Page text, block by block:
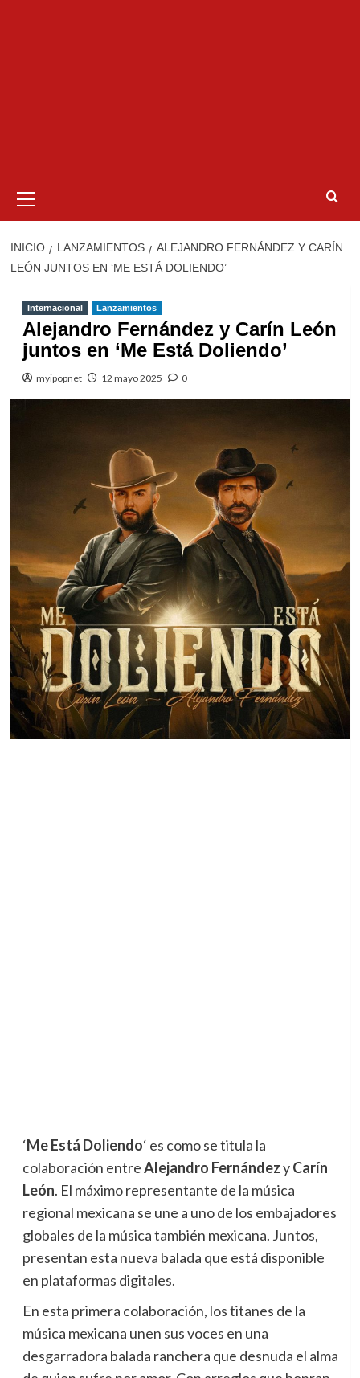
primario
INICIO LANZAMIENTOS
ALEJANDRO FERNÁNDEZ Y CARÍN
LEÓN JUNTOS EN ‘ME ESTÁ DOLIENDO’
Internacional Lanzamientos
Alejandro Fernández y Carín León
juntos en ‘Me Está Doliendo’
myipopnet 12 mayo 2025 0
‘Me Está Doliendo‘ es como se titula la
colaboración entreAlejandro FernándezyCarín
León. El máximo representante de la música
regional mexicana se une a uno de los embajadores
globales de la música también mexicana. Juntos,
presentan esta nueva balada que está disponible
en plataformas digitales.
En esta primera colaboración, los titanes de la
música mexicana unen sus voces en una
desgarradora balada ranchera que desnuda el alma